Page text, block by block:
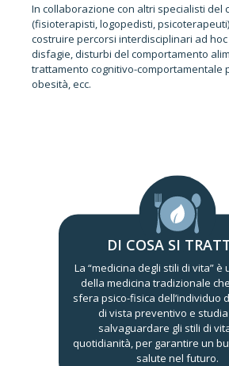
In collaborazione con altri specialisti del
(fisioterapisti, logopedisti,
costruire percorsi interdisciplinari ad
disfagie, disturbi del comportamento
trattamento cognitivo-comportamentale
obesità, ecc.
DI COSA SI
La “medicina degli stili di vita” è
della medicina tradizionale
sfera psico-fisica dell’individuo
di vista preventivo e
salvaguardare gli stili di
quotidianità, per garantire un
salute nel futuro.